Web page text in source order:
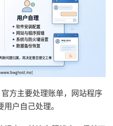
方主要处理账单，网站程序
户自己处理。